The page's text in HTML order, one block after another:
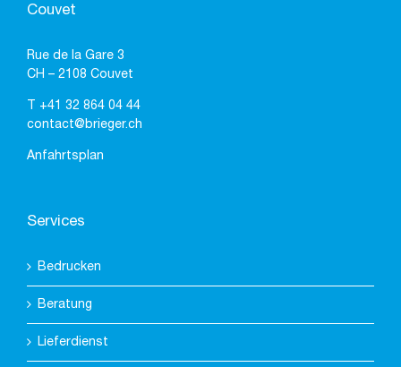
Couvet
Rue de la Gare 3
CH – 2108 Couvet
+41 32 864 04 44
contact@brieger.ch
Anfahrtsplan
Services
Bedrucken
Beratung
Lieferdienst